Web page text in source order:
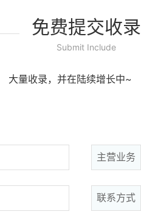
免费提交收录
Submit Include
大量收录，并在陆续增长中~
主营业务
联系方式